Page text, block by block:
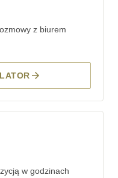
z biurem
w godzinach